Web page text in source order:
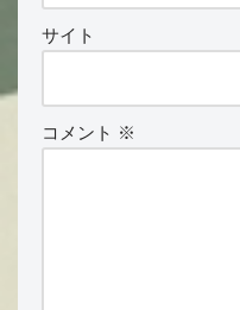
サイト
コメント ※